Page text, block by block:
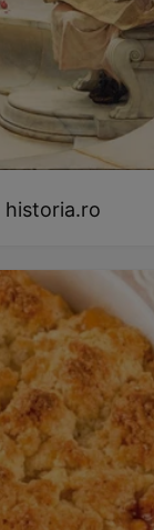
historia.ro